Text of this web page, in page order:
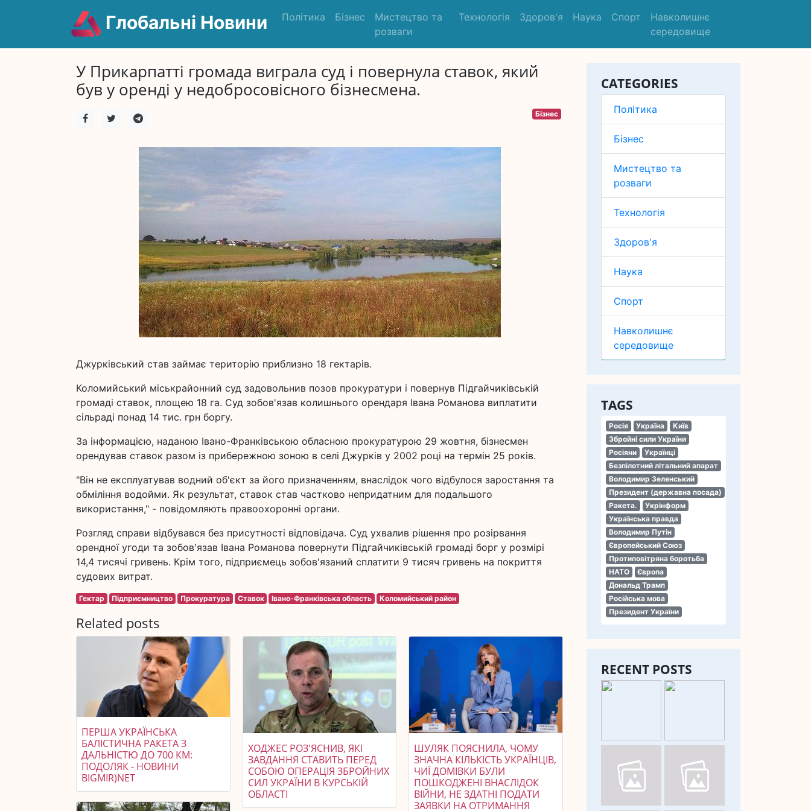
Глобальні Новини Політика Бізнес
Мистецтво та
розваги
Технологія Здоров'я Наука Спорт
Навколишнє
середовище
CATEGORIES
Політика
Бізнес
Мистецтво та
розваги
Технологія
Здоров'я
Наука
Спорт
Навколишнє
середовище
TAGS
Росія Україна
Київ
Збройні сили України
Росіяни
Українці
Безпілотний літальний апарат
Володимир Зеленський
Президент (державна посада)
Ракета.
Укрінформ
Українська правда
Володимир Путін
Європейський Союз
Протиповітряна боротьба
НАТО
Європа
Дональд Трамп
Російська мова
Президент України
RECENT POSTS
У Прикарпатті громада виграла суд і повернула ставок, який
був у оренді у недобросовісного бізнесмена.
Бізнес
Джурківський став займає територію приблизно 18 гектарів.
Коломийський міськрайонний суд задовольнив позов прокуратури і повернув Підгайчиківській
громаді ставок, площею 18 га. Суд зобов'язав колишнього орендаря Івана Романова виплатити
сільраді понад 14 тис. грн боргу.
За інформацією, наданою Івано-Франківською обласною прокуратурою 29 жовтня, бізнесмен
орендував ставок разом із прибережною зоною в селі Джурків у 2002 році на термін 25 років.
"Він не експлуатував водний об'єкт за його призначенням, внаслідок чого відбулося заростання та
обміління водойми. Як результат, ставок став частково непридатним для подальшого
використання," - повідомляють правоохоронні органи.
Розгляд справи відбувався без присутності відповідача. Суд ухвалив рішення про розірвання
орендної угоди та зобов'язав Івана Романова повернути Підгайчиківській громаді борг у розмірі
14,4 тисячі гривень. Крім того, підприємець зобов'язаний сплатити 9 тисяч гривень на покриття
судових витрат.
Гектар Підприємництво Прокуратура Ставок Івано-Франківська область Коломийський район
Related posts
ПЕРША УКРАЇНСЬКА
БАЛІСТИЧНА РАКЕТА З
ДАЛЬНІСТЮ ДО 700 КМ:
ПОДОЛЯК - НОВИНИ
BIGMIR)NET
ХОДЖЕС РОЗ'ЯСНИВ, ЯКІ
ЗАВДАННЯ СТАВИТЬ ПЕРЕД
СОБОЮ ОПЕРАЦІЯ ЗБРОЙНИХ
СИЛ УКРАЇНИ В КУРСЬКІЙ
ОБЛАСТІ
ШУЛЯК ПОЯСНИЛА, ЧОМУ
ЗНАЧНА КІЛЬКІСТЬ УКРАЇНЦІВ,
ЧИЇ ДОМІВКИ БУЛИ
ПОШКОДЖЕНІ ВНАСЛІДОК
ВІЙНИ, НЕ ЗДАТНІ ПОДАТИ
ЗАЯВКИ НА ОТРИМАННЯ